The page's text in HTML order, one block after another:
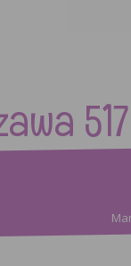
517